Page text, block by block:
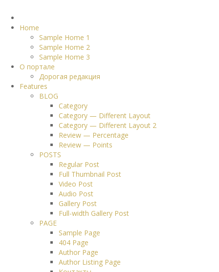
Home
Sample Home 1
Sample Home 2
Sample Home 3
О портале
Дорогая редакция
Features
BLOG
Category
Category — Different Layout
Category — Different Layout 2
Review — Percentage
Review — Points
POSTS
Regular Post
Full Thumbnail Post
Video Post
Audio Post
Gallery Post
Full-width Gallery Post
PAGE
Sample Page
404 Page
Author Page
Author Listing Page